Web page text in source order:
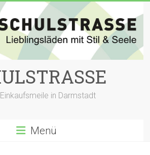
in Darmstadt
Menü